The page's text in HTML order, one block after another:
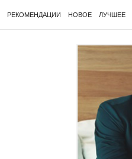
РЕКОМЕНДАЦИИ НОВОЕ ЛУЧШЕЕ